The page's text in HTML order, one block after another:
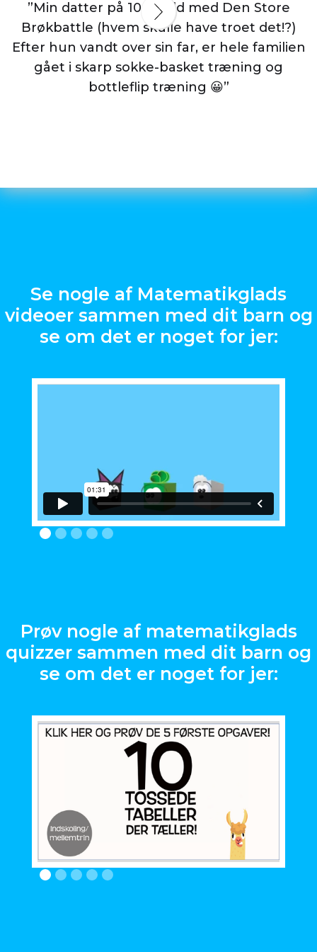
”Min datter på 10 er vild med Den Store
Brøkbattle (hvem skulle have troet det!?)
Efter hun vandt over sin far, er hele familien
gået i skarp sokke-basket træning og
bottleflip træning 😀”
Se nogle af Matematikglads
videoer sammen med dit barn og
se om det er noget for jer:
Prøv nogle af matematikglads
quizzer sammen med dit barn og
se om det er noget for jer: